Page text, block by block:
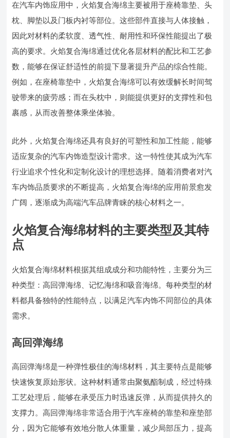
在汽车内饰应用中，火焰复合海绵主要被用于座椅靠垫、头
枕、脚垫以及门板内衬等部位。这些部件直接与人体接触，
因此对材料的柔软度、透气性、耐用性和环保性能提出了极
高的要求。火焰复合海绵通过优化各层材料的配比和工艺参
数，能够在保证舒适性的前提下显著提升产品的综合性能。
例如，在座椅靠垫中，火焰复合海绵可以有效缓解长时间驾
驶带来的疲劳感；而在头枕中，则能提供更好的支撑性和包
裹感，从而改善整体乘坐体验。
此外，火焰复合海绵还具有良好的可塑性和加工性能，能够
适应复杂的汽车内饰造型设计需求。这一特性使其成为汽车
行业追求个性化和定制化设计的理想选择。随着消费者对汽
车内饰品质要求的不断提高，火焰复合海绵的应用前景愈发
广阔，逐渐成为高端汽车品牌青睐的核心材料之一。
火焰复合海绵材料的主要类型及其特
点
火焰复合海绵材料根据其组成成分和功能特性，主要分为三
种类型：高回弹海绵、记忆海绵和吸音海绵。每种类型的材
料都具备独特的性能特点，以满足汽车内饰不同部位的具体
需求。
高回弹海绵
高回弹海绵是一种弹性极佳的海绵材料，其主要特点是能够
快速恢复原始形状。这种材料通常由聚氨酯制成，经过特殊
工艺处理后，能够在承受压力时迅速反弹，从而提供持久的
支撑力。高回弹海绵非常适合用于汽车座椅的靠垫和座垫部
分，因为它能够有效地分散人体重量，减少局部压力，提高